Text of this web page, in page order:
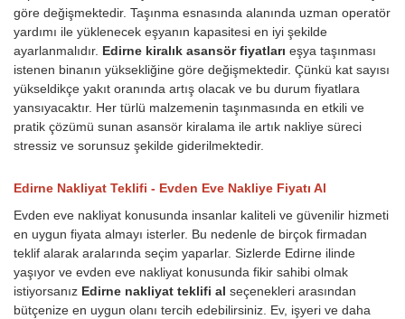
göre değişmektedir. Taşınma esnasında alanında uzman operatör
yardımı ile yüklenecek eşyanın kapasitesi en iyi şekilde
ayarlanmalıdır. Edirne kiralık asansör fiyatları eşya taşınması
istenen binanın yüksekliğine göre değişmektedir. Çünkü kat sayısı
yükseldikçe yakıt oranında artış olacak ve bu durum fiyatlara
yansıyacaktır. Her türlü malzemenin taşınmasında en etkili ve
pratik çözümü sunan asansör kiralama ile artık nakliye süreci
stressiz ve sorunsuz şekilde giderilmektedir.
Edirne Nakliyat Teklifi - Evden Eve Nakliye Fiyatı Al
Evden eve nakliyat konusunda insanlar kaliteli ve güvenilir hizmeti
en uygun fiyata almayı isterler. Bu nedenle de birçok firmadan
teklif alarak aralarında seçim yaparlar. Sizlerde Edirne ilinde
yaşıyor ve evden eve nakliyat konusunda fikir sahibi olmak
istiyorsanız Edirne nakliyat teklifi al seçenekleri arasından
bütçenize en uygun olanı tercih edebilirsiniz. Ev, işyeri ve daha